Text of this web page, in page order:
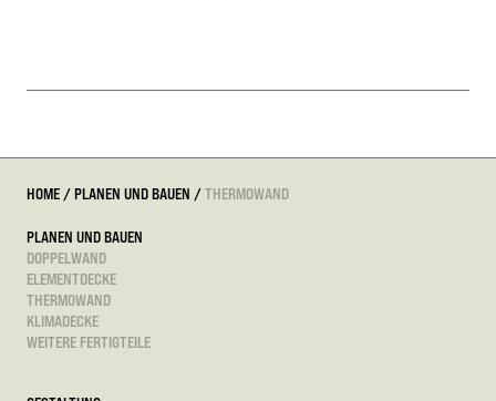
HOME /PLANEN UND BAUEN /THERMOWAND
PLANEN UND BAUEN
DOPPELWAND
ELEMENTDECKE
THERMOWAND
KLIMADECKE
WEITERE FERTIGTEILE